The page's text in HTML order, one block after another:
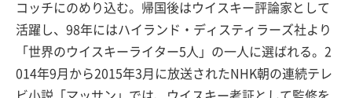
コッチにのめり込む。帰国後はウイスキー評論家として
活躍し、98年にはハイランド・ディスティラーズ社より
「世界のウイスキーライター5人」の一人に選ばれる。2
014年9月から2015年3月に放送されたNHK朝の連続テレ